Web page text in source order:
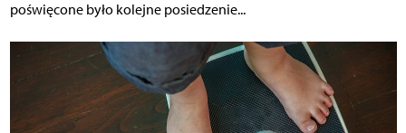
poświęcone było kolejne posiedzenie...